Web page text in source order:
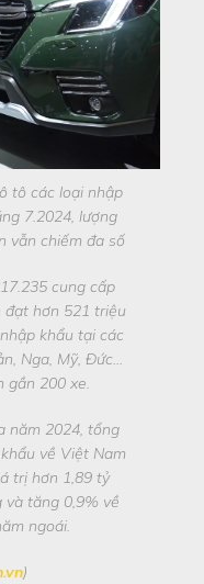
tô các loại nhập
7.2024, lượng
vẫn chiếm đa số
cung cấp
đạt hơn 521 triệu
khẩu tại các
Nga, Mỹ, Đức…
gần 200 xe.
năm 2024, tổng
về Việt Nam
trị hơn 1,89 tỷ
và tăng 0,9% về
ngoái.
)